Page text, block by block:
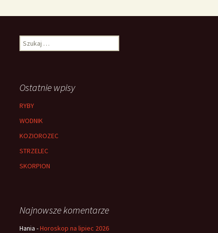
Szukaj:
Ostatnie wpisy
RYBY
WODNIK
KOZIOROZEC
STRZELEC
SKORPION
Najnowsze komentarze
Hania -Horoskop na lipiec 2026